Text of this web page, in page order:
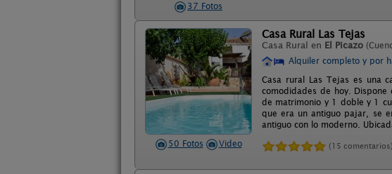
37 Fotos
50 Fotos Video
Casa Rural Las Tejas
Casa Rural en El Picazo
Alquiler completo y por
Casa rural Las Tejas es una
comodidades de hoy.
de matrimonio y 1 doble y 1
que era un antiguo pajar, se
antiguo con lo moderno.
(15 comentarios)